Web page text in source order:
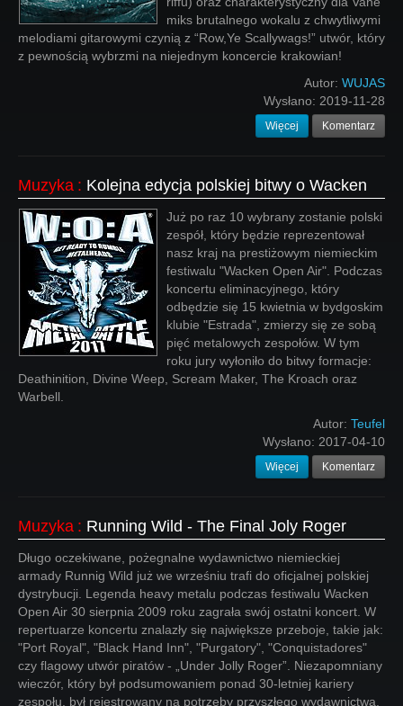
miks brutalnego wokalu z chwytliwymi
melodiami gitarowymi czynią z “Row,Ye Scallywags!” utwór, który
z pewnością wybrzmi na niejednym koncercie krakowian!
Autor: WUJAS
Wysłano: 2019-11-28
Więcej Komentarz
Muzyka : Kolejna edycja polskiej bitwy o Wacken
Już po raz 10 wybrany zostanie polski
zespół, który będzie reprezentował
nasz kraj na prestiżowym niemieckim
festiwalu "Wacken Open Air". Podczas
koncertu eliminacyjnego, który
odbędzie się 15 kwietnia w bydgoskim
klubie "Estrada", zmierzy się ze sobą
pięć metalowych zespołów. W tym
roku jury wyłoniło do bitwy formacje:
Deathinition, Divine Weep, Scream Maker, The Kroach oraz
Warbell.
Autor: Teufel
Wysłano: 2017-04-10
Więcej Komentarz
Muzyka : Running Wild - The Final Joly Roger
Długo oczekiwane, pożegnalne wydawnictwo niemieckiej
armady Runnig Wild już we wrześniu trafi do oficjalnej polskiej
dystrybucji. Legenda heavy metalu podczas festiwalu Wacken
Open Air 30 sierpnia 2009 roku zagrała swój ostatni koncert. W
repertuarze koncertu znalazły się największe przeboje, takie jak:
"Port Royal", "Black Hand Inn", "Purgatory", "Conquistadores"
czy flagowy utwór piratów - „Under Jolly Roger”. Niezapomniany
wieczór, który był podsumowaniem ponad 30-letniej kariery
zespołu, był rejestrowany na potrzeby przyszłego wydawnictwa.